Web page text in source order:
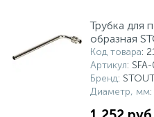
Трубка для
образная
Код товара:
Артикул:
Бренд:
Диаметр, мм